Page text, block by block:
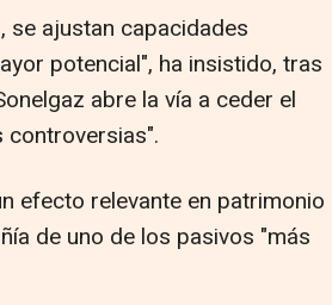
se ajustan capacidades
potencial", ha insistido, tras
abre la vía a ceder el
efecto relevante en patrimonio
de uno de los pasivos "más